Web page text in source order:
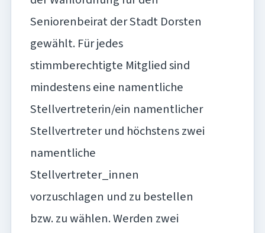
Seniorenbeirat der Stadt Dorsten
gewählt. Für jedes
stimmberechtigte Mitglied sind
mindestens eine namentliche
Stellvertreterin/ein namentlicher
Stellvertreter und höchstens zwei
namentliche
Stellvertreter_innen
vorzuschlagen und zu bestellen
bzw. zu wählen. Werden zwei